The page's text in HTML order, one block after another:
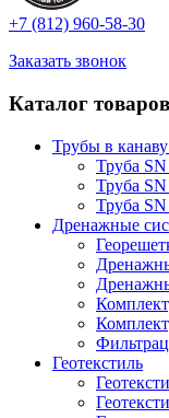
+7 (812) 960-58-30
Заказать звонок
Каталог товаров
Трубы в канаву
Труба
Труба
Труба
Дренажные
Геотекстиль